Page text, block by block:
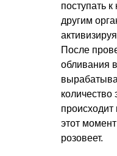
поступать
другим
После
обливания
количество
этот
розовеет.